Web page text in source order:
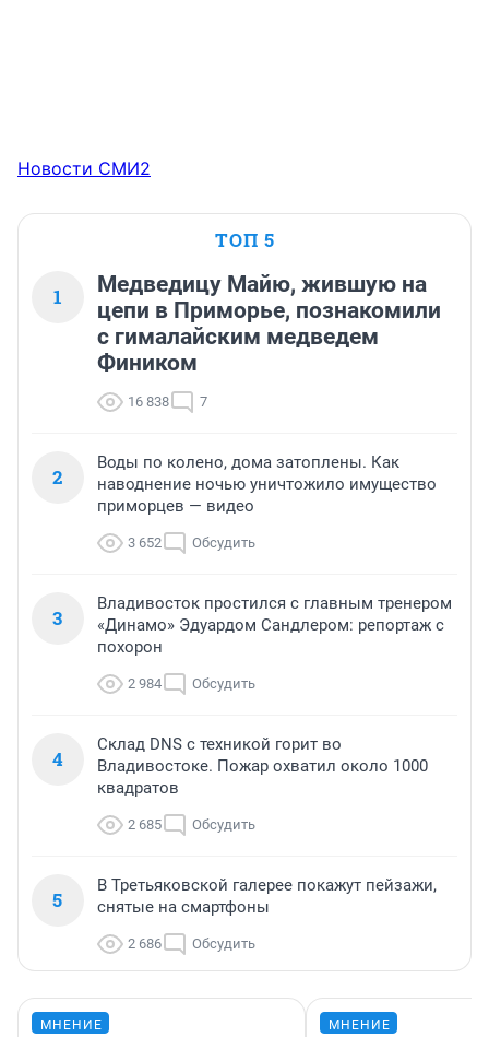
Новости СМИ2
ТОП 5
1
Медведицу Майю, жившую на
цепи в Приморье, познакомили
с гималайским медведем
Фиником
16 838 7
2
Воды по колено, дома затоплены. Как
наводнение ночью уничтожило имущество
приморцев — видео
3 652 Обсудить
3
Владивосток простился с главным тренером
«Динамо» Эдуардом Сандлером: репортаж с
похорон
2 984 Обсудить
4
Склад DNS с техникой горит во
Владивостоке. Пожар охватил около 1000
квадратов
2 685 Обсудить
5
В Третьяковской галерее покажут пейзажи,
снятые на смартфоны
2 686 Обсудить
МНЕНИЕ МНЕНИЕ